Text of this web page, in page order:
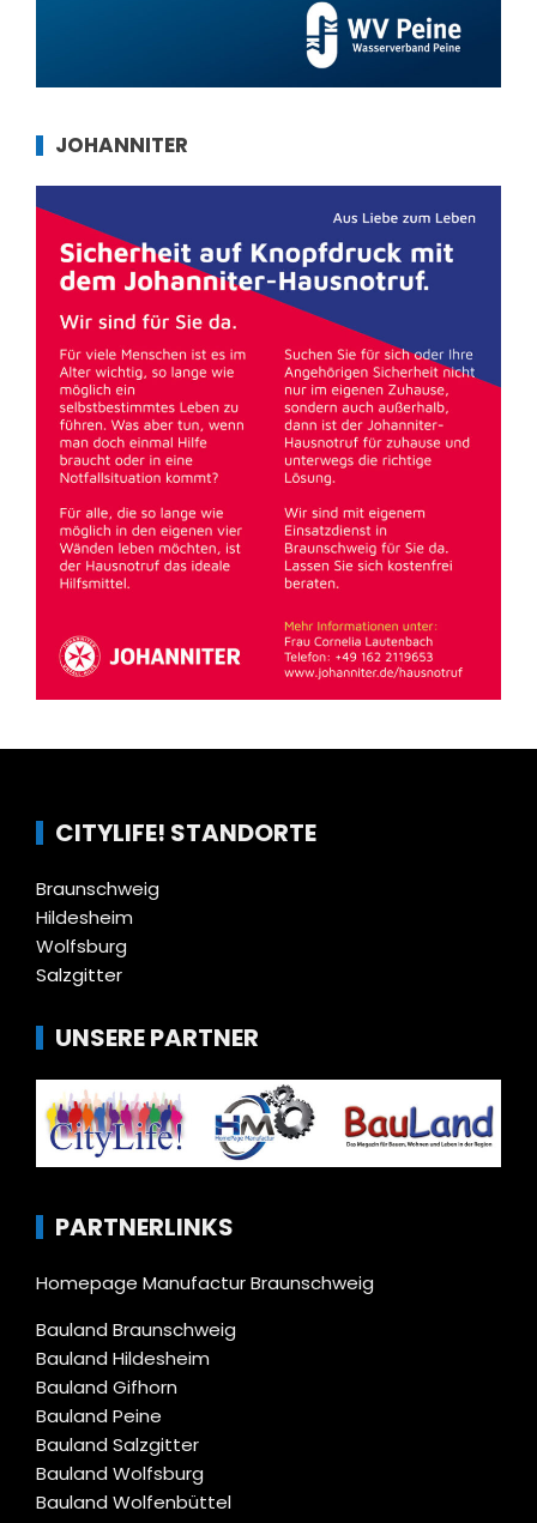
JOHANNITER
CITYLIFE! STANDORTE
Braunschweig
Hildesheim
Wolfsburg
Salzgitter
UNSERE PARTNER
PARTNERLINKS
Homepage Manufactur Braunschweig
Bauland Braunschweig
Bauland Hildesheim
Bauland Gifhorn
Bauland Peine
Bauland Salzgitter
Bauland Wolfsburg
Bauland Wolfenbüttel